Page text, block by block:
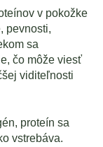
v pokožke
pevnosti,
sa
čo môže viesť
viditeľnosti
proteín sa
vstrebáva.